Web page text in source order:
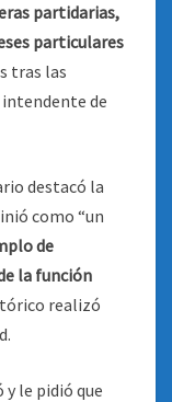
partidarias,
particulares
tras las
de
destacó la
como “un
de
la función
realizó
y le pidió que